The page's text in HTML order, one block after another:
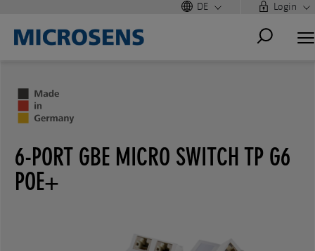
DE Login
6-PORT GBE MICRO SWITCH TP G6
POE+